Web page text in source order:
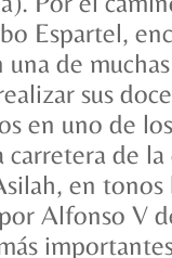
Espartel,
una de
sus
en uno de
carretera de
en tonos
Alfonso V